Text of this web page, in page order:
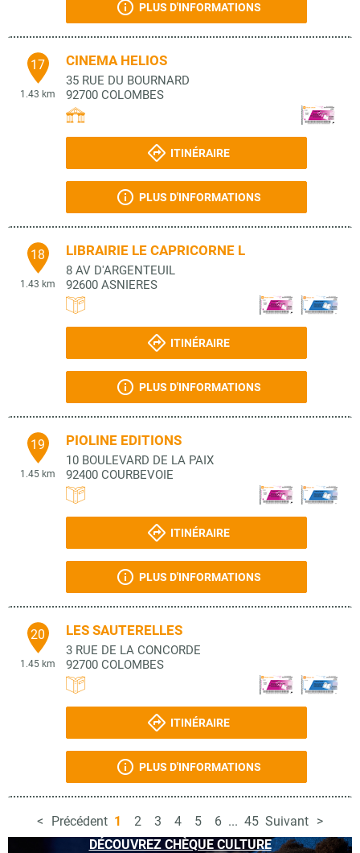
PLUS D'INFORMATIONS
17
1.43 km
CINEMA HELIOS
35 RUE DU BOURNARD
92700 COLOMBES
ITINÉRAIRE
PLUS D'INFORMATIONS
18
1.43 km
LIBRAIRIE LE CAPRICORNE L
8 AV D'ARGENTEUIL
92600 ASNIERES
ITINÉRAIRE
PLUS D'INFORMATIONS
19
1.45 km
PIOLINE EDITIONS
10 BOULEVARD DE LA PAIX
92400 COURBEVOIE
ITINÉRAIRE
PLUS D'INFORMATIONS
20
1.45 km
LES SAUTERELLES
3 RUE DE LA CONCORDE
92700 COLOMBES
ITINÉRAIRE
PLUS D'INFORMATIONS
Précédent 1 2 3 4 5 6 ... 45 Suivant
DÉCOUVREZ CHÈQUE CULTURE